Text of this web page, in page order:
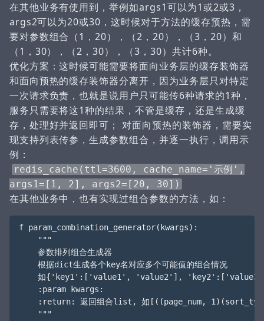
在其他业务有使用到，举例如args1可以为1或2或3，
args2可以为20或30，这时候对于方法的缓存预热，需
要对参数组合（1，20），（2，20），（3，20）和
（1，30），（2，30），（3，30）共计6种。
优化方案：这时候可能需要将面向业务层的缓存装饰器
和面向预热的缓存装饰器分离开，因为业务层只对特定
一次请求负责，也就是说用户只可能传6种请求的1种，
服务只需要将这1种的结果，不管是缓存，还是生成缓
存，处理好并返回即可； 对面向预热的装饰器，需要实
现支持列表传参，生成参数组合，并逐一执行，调用示
例：
redis_cache(ttl=3600, cache_name='示例',
args1=[1, 2], args2=[20, 30])
在其他业务中，也有实现过组合参数的方法，如：
f param_combination_generator(kwargs):
    """
    参数排列组合生成器
    根据dict生成各个key名对应多个可能值的组合情况
如{'key1':['value1', 'value2'],
    :param kwargs:
:return: 返回组合list, 如[((page_num,
    """